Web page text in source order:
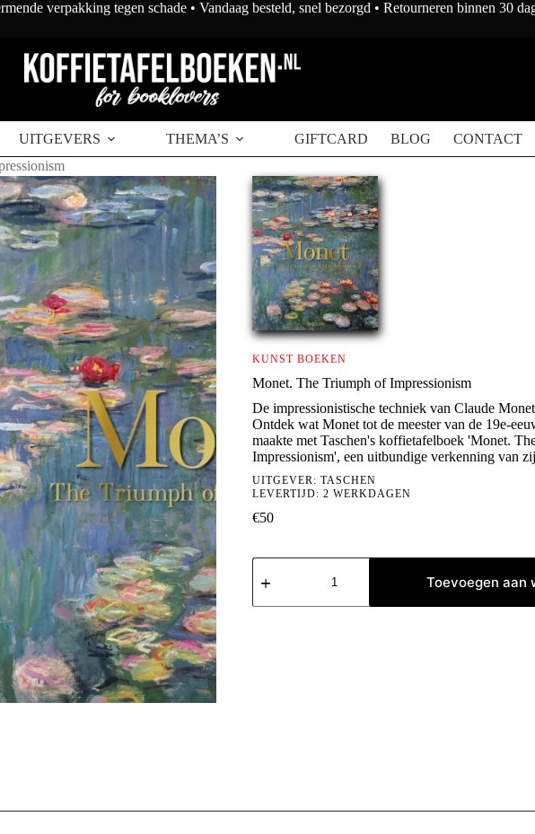
verpakking tegen schade • Vandaag besteld, snel bezorgd • Retourneren binnen 30
UITGEVERS THEMA’S GIFTCARD BLOG CONTACT
KUNST BOEKEN
Monet. The Triumph of Impressionism
De impressionistische techniek van Claude
Ontdek wat Monet tot de meester van de 19e-
maakte met Taschen's koffietafelboek 'Monet.
Impressionism', een uitbundige verkenning van
UITGEVER: TASCHEN
LEVERTIJD: 2 WERKDAGEN
€50
Monet.
The
of
Toevoegen aan